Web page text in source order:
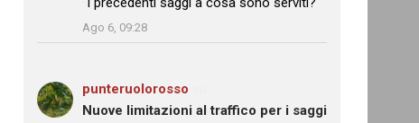
Ago 6, 09:28
punteruolorosso
Nuove limitazioni al traffico per i saggi